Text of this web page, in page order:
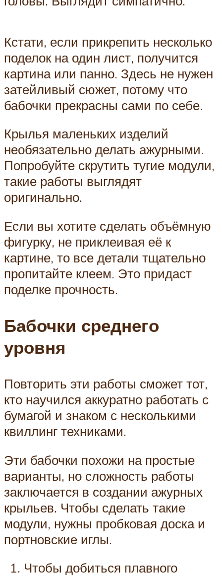
Кстати, если прикрепить несколько
поделок на один лист, получится
картина или панно. Здесь не нужен
затейливый сюжет, потому что
бабочки прекрасны сами по себе.
Крылья маленьких изделий
необязательно делать ажурными.
Попробуйте скрутить тугие модули,
такие работы выглядят
оригинально.
Если вы хотите сделать объёмную
фигурку, не приклеивая её к
картине, то все детали тщательно
пропитайте клеем. Это придаст
поделке прочность.
Бабочки среднего
уровня
Повторить эти работы сможет тот,
кто научился аккуратно работать с
бумагой и знаком с несколькими
квиллинг техниками.
Эти бабочки похожи на простые
варианты, но сложность работы
заключается в создании ажурных
крыльев. Чтобы сделать такие
модули, нужны пробковая доска и
портновские иглы.
Чтобы добиться плавного